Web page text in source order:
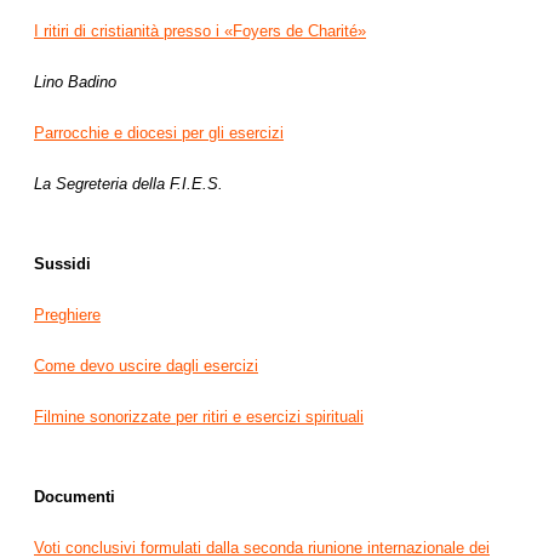
I ritiri di cristianità presso i «Foyers de Charité»
Lino Badino
Parrocchie e diocesi per gli esercizi
La Segreteria della F.I.E.S.
Sussidi
Preghiere
Come devo uscire dagli esercizi
Filmine sonorizzate per ritiri e esercizi spirituali
Documenti
Voti conclusivi formulati dalla seconda riunione internazionale dei